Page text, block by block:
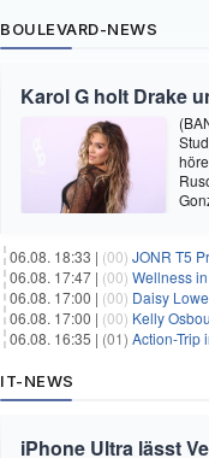
BOULEVARD-NEWS
Karol G holt Drake
06.08. 18:33 | (00) JONR T5
06.08. 17:47 | (00) Wellness in
06.08. 17:00 | (00) Daisy
06.08. 17:00 | (00) Kelly
06.08. 16:35 | (01) Action-Trip
IT-NEWS
iPhone Ultra lässt